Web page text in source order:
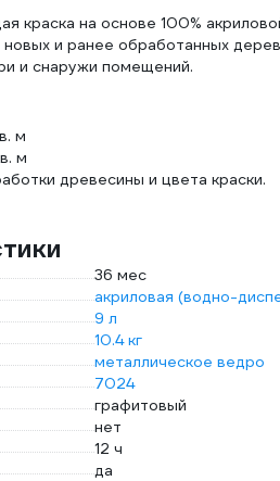
краска на основе 100%
и ранее обработанных
и снаружи помещений.
м
м
древесины и цвета краски.
36 мес
акриловая (водно-
9 л
10.4 кг
металлическое ведро
7024
графитовый
нет
12 ч
да